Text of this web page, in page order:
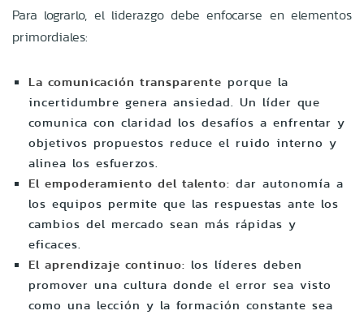
Para lograrlo, el liderazgo debe enfocarse en elementos
primordiales:
La comunicación transparente porque la
incertidumbre genera ansiedad. Un líder que
comunica con claridad los desafíos a enfrentar y
objetivos propuestos reduce el ruido interno y
alinea los esfuerzos.
El empoderamiento del talento: dar autonomía a
los equipos permite que las respuestas ante los
cambios del mercado sean más rápidas y
eficaces.
El aprendizaje continuo: los líderes deben
promover una cultura donde el error sea visto
como una lección y la formación constante sea